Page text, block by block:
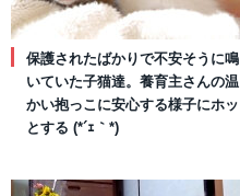
保護されたばかりで不安そうに鳴
いていた子猫達。養育主さんの温
かい抱っこに安心する様子にホッ
とする (*´ｪ｀*)